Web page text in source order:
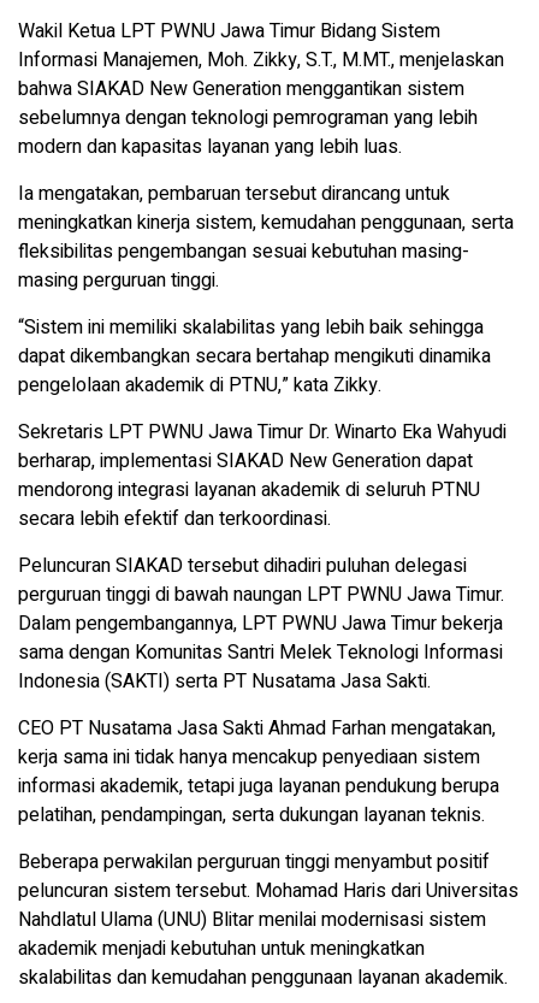
Wakil Ketua LPT PWNU Jawa Timur Bidang Sistem
Informasi Manajemen, Moh. Zikky, S.T., M.MT., menjelaskan
bahwa SIAKAD New Generation menggantikan sistem
sebelumnya dengan teknologi pemrograman yang lebih
modern dan kapasitas layanan yang lebih luas.
Ia mengatakan, pembaruan tersebut dirancang untuk
meningkatkan kinerja sistem, kemudahan penggunaan, serta
fleksibilitas pengembangan sesuai kebutuhan masing-
masing perguruan tinggi.
“Sistem ini memiliki skalabilitas yang lebih baik sehingga
dapat dikembangkan secara bertahap mengikuti dinamika
pengelolaan akademik di PTNU,” kata Zikky.
Sekretaris LPT PWNU Jawa Timur Dr. Winarto Eka Wahyudi
berharap, implementasi SIAKAD New Generation dapat
mendorong integrasi layanan akademik di seluruh PTNU
secara lebih efektif dan terkoordinasi.
Peluncuran SIAKAD tersebut dihadiri puluhan delegasi
perguruan tinggi di bawah naungan LPT PWNU Jawa Timur.
Dalam pengembangannya, LPT PWNU Jawa Timur bekerja
sama dengan Komunitas Santri Melek Teknologi Informasi
Indonesia (SAKTI) serta PT Nusatama Jasa Sakti.
CEO PT Nusatama Jasa Sakti Ahmad Farhan mengatakan,
kerja sama ini tidak hanya mencakup penyediaan sistem
informasi akademik, tetapi juga layanan pendukung berupa
pelatihan, pendampingan, serta dukungan layanan teknis.
Beberapa perwakilan perguruan tinggi menyambut positif
peluncuran sistem tersebut. Mohamad Haris dari Universitas
Nahdlatul Ulama (UNU) Blitar menilai modernisasi sistem
akademik menjadi kebutuhan untuk meningkatkan
skalabilitas dan kemudahan penggunaan layanan akademik.